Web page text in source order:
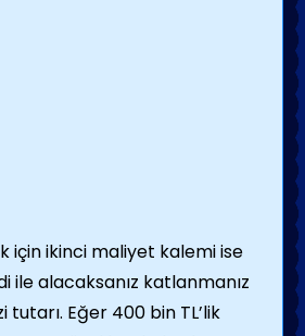
için ikinci maliyet kalemi ise
ile alacaksanız katlanmanız
Eğer 400 bin TL’lik